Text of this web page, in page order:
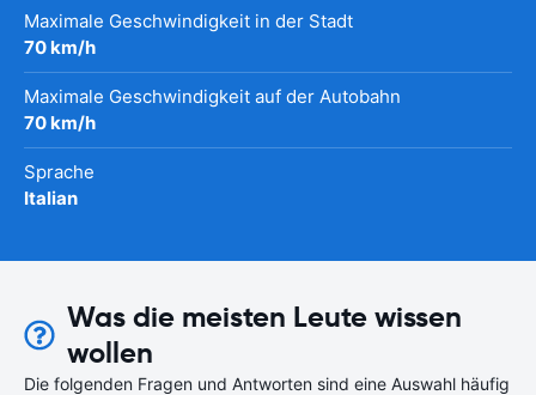
Maximale Geschwindigkeit in der Stadt
70 km/h
Maximale Geschwindigkeit auf der Autobahn
70 km/h
Sprache
Italian
Was die meisten Leute wissen
wollen
Die folgenden Fragen und Antworten sind eine Auswahl häufig